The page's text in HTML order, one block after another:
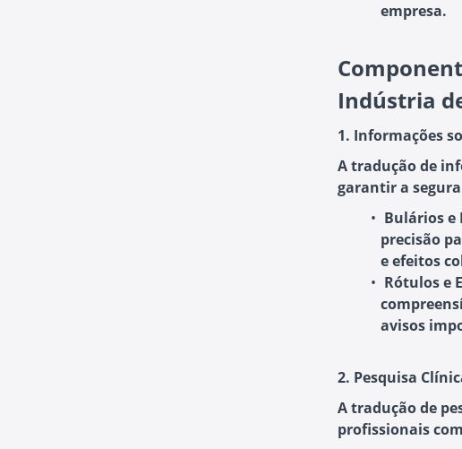
empresa.
Indústria
1. Informações
A tradução de
garantir a
Bulários e
precisão
e efeitos
Rótulos e
avisos
2. Pesquisa
A tradução de
profissionais